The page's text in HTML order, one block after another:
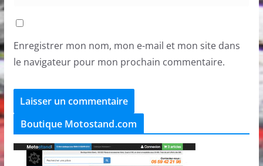
Enregistrer mon nom, mon e-mail et mon site dans
le navigateur pour mon prochain commentaire.
Boutique Motostand.com